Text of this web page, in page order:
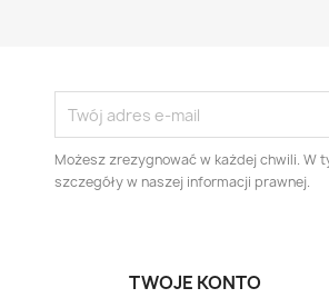
Możesz zrezygnować w każdej chwili. W
szczegóły w naszej informacji prawnej.
TWOJE KONTO